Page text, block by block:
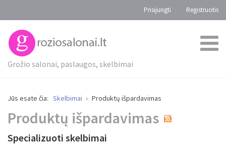
Prisijungti Registruotis
Grožio salonai, paslaugos, skelbimai
Jūs esate čia: Skelbimai Produktų išpardavimas
Produktų išpardavimas
Specializuoti skelbimai